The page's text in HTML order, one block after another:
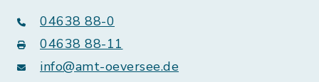
04638 88-0
04638 88-11
info@amt-oeversee.de